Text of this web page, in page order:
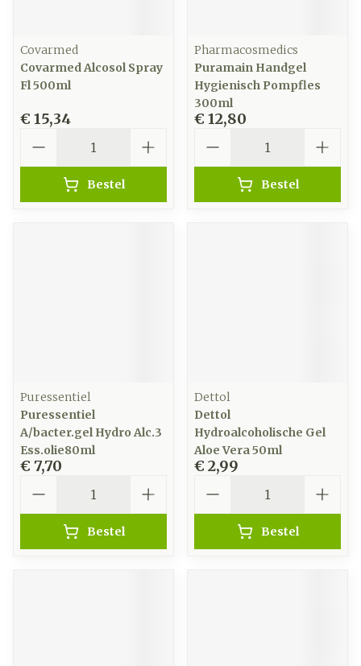
Covarmed
Covarmed Alcosol Spray
Fl 500ml
€ 15,34
Bestel
Pharmacosmedics
Puramain Handgel
Hygienisch Pompfles
300ml
€ 12,80
Bestel
Puressentiel
Puressentiel
A/bacter.gel Hydro Alc.3
Ess.olie80ml
€ 7,70
Bestel
Dettol
Dettol
Hydroalcoholische Gel
Aloe Vera 50ml
€ 2,99
Bestel